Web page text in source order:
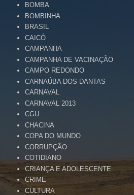
BOMBA
BOMBINHA
BRASIL
CAICÓ
CAMPANHA
CAMPANHA DE VACINAÇÃO
CAMPO REDONDO
CARNAÚBA DOS DANTAS
CARNAVAL
CARNAVAL 2013
CGU
CHACINA
COPA DO MUNDO
CORRUPÇÃO
COTIDIANO
CRIANÇA E ADOLESCENTE
CRIME
CULTURA